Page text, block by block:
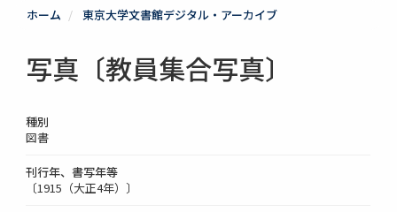
ホーム 東京大学文書館デジタル・アーカイブ
写真〔教員集合写真〕
種別
図書
刊行年、書写年等
〔1915（大正4年）〕